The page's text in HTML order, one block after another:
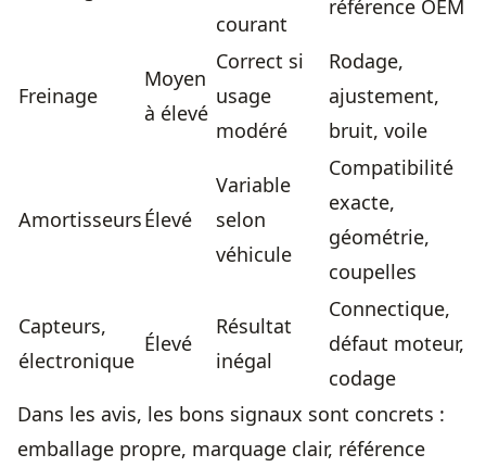
courant
référence OEM
Freinage
Moyen
à élevé
Correct si
usage
modéré
Rodage,
ajustement,
bruit, voile
AmortisseursÉlevé
Variable
selon
véhicule
Compatibilité
exacte,
géométrie,
coupelles
Capteurs,
électronique
Élevé
Résultat
inégal
Connectique,
défaut moteur,
codage
Dans les avis, les bons signaux sont concrets :
emballage propre, marquage clair, référence